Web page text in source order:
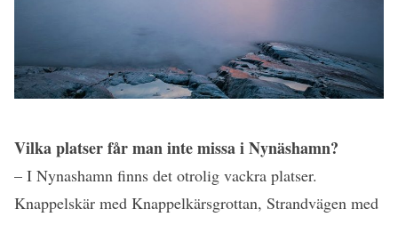
Vilka platser får man inte missa i Nynäshamn?
– I Nynashamn finns det otrolig vackra platser.
Knappelskär med Knappelkärsgrottan, Strandvägen med